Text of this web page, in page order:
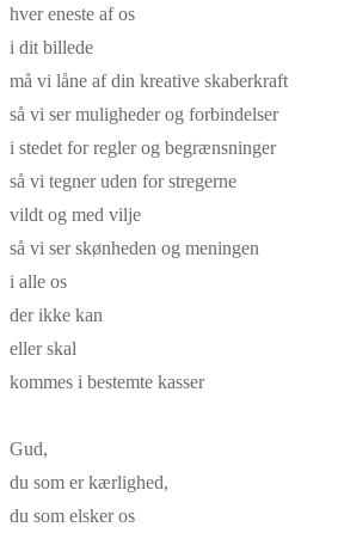
hver eneste af os
i dit billede
må vi låne af din kreative skaberkraft
så vi ser muligheder og forbindelser
i stedet for regler og begrænsninger
så vi tegner uden for stregerne
vildt og med vilje
så vi ser skønheden og meningen
i alle os
der ikke kan
eller skal
kommes i bestemte kasser
Gud,
du som er kærlighed,
du som elsker os